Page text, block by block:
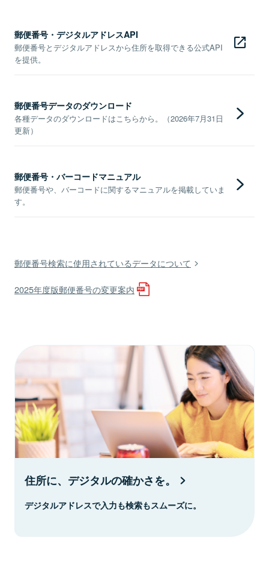
郵便番号・デジタルアドレスAPI
郵便番号とデジタルアドレスから住所を取得できる公式API
を提供。
郵便番号データのダウンロード
各種データのダウンロードはこちらから。（2026年7月31日
更新）
郵便番号・バーコードマニュアル
郵便番号や、バーコードに関するマニュアルを掲載していま
す。
郵便番号検索に使用されているデータについて
2025年度版郵便番号の変更案内
住所に、デジタルの確かさを。
デジタルアドレスで入力も検索もスムーズに。